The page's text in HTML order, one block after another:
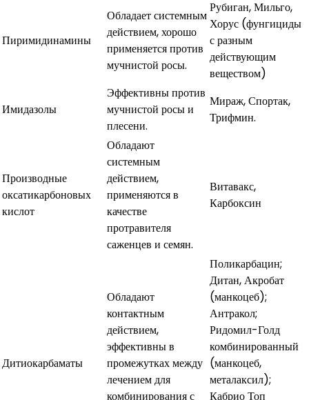
Пиримидинамины
Обладает системным
действием, хорошо
применяется против
мучнистой росы.
Рубиган, Мильго,
Хорус (фунгициды
с разным
действующим
веществом)
Имидазолы
Эффективны против
мучнистой росы и
плесени.
Мираж, Спортак,
Трифмин.
Производные
оксатикарбоновых
кислот
Обладают
системным
действием,
применяются в
качестве
протравителя
саженцев и семян.
Витавакс,
Карбоксин
Дитиокарбаматы
Обладают
контактным
действием,
эффективны в
промежутках между
лечением для
комбинирования с
Поликарбацин;
Дитан, Акробат
(манкоцеб);
Антракол;
Ридомил-Голд
комбинированный
(манкоцеб,
металаксил);
Кабрио Топ